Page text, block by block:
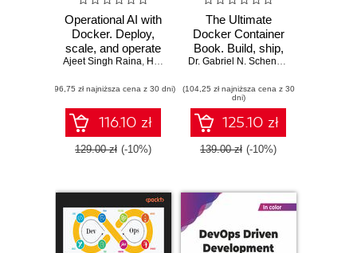
Operational AI with
Docker. Deploy,
scale, and operate
agentic AI services
Kubernetes
Ajeet Singh Raina, Harsh Manvar
(96,75 zł najniższa cena z 30 dni)
116.10 zł
129.00 zł (-10%)
The Ultimate
Docker Container
Book. Build, ship,
deploy, and scale
applications with
Docker,
Kubernetes, and
the cloud - Fourth
Edition
Dr. Gabriel N. Schenker
(104,25 zł najniższa cena z 30
dni)
125.10 zł
139.00 zł (-10%)